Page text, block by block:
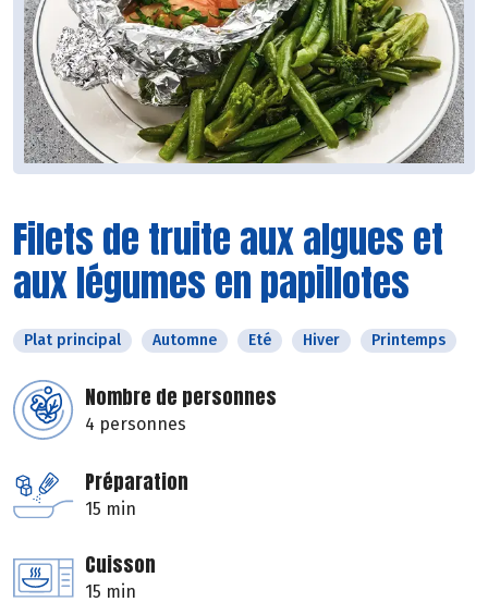
Filets de truite aux algues et
aux légumes en papillotes
Plat principal Automne Eté Hiver Printemps
Nombre de personnes
4 personnes
Préparation
15 min
Cuisson
15 min